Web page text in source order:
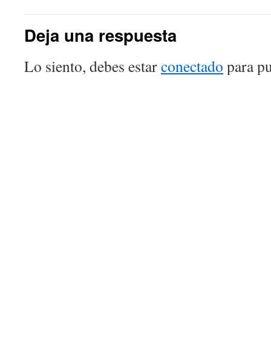
Deja una respuesta
Lo siento, debes estarconectado para